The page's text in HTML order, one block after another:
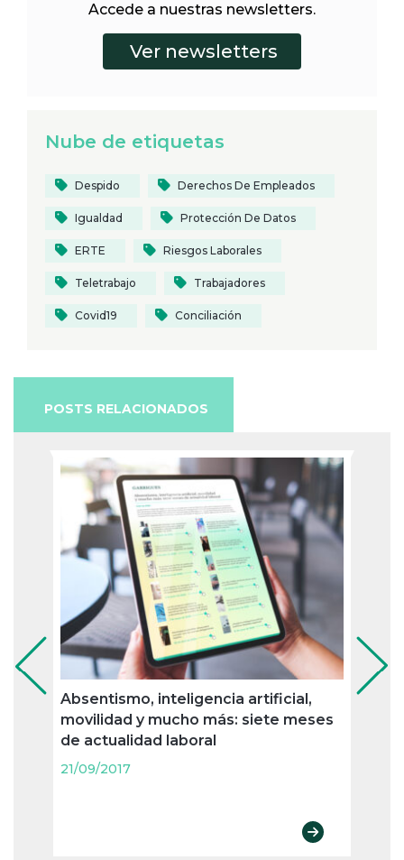
Accede a nuestras newsletters.
Nube de etiquetas
Despido Derechos De Empleados
Igualdad Protección De Datos
ERTE Riesgos Laborales
Teletrabajo Trabajadores
Covid19 Conciliación
POSTS RELACIONADOS
Absentismo, inteligencia artificial,
movilidad y mucho más: siete meses
de actualidad laboral
21/09/2017